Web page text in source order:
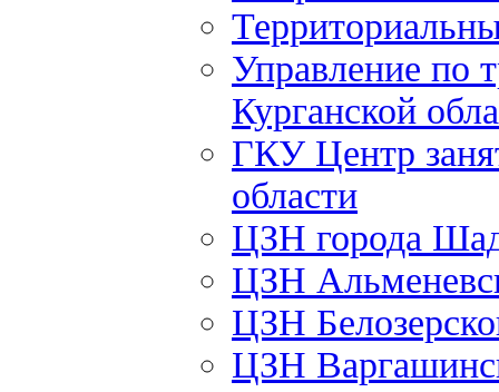
Управление по
Курганской
ГКУ Центр
области
ЦЗН города
ЦЗН
ЦЗН
ЦЗН